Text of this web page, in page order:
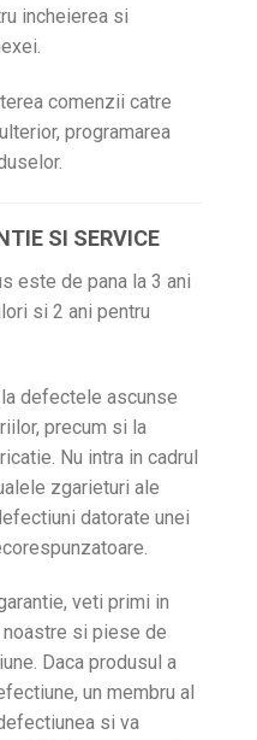
incheierea si
comenzii catre
programarea
SI SERVICE
este de pana la 3 ani
si 2 ani pentru
defectele ascunse
precum si la
Nu intra in cadrul
zgarieturi ale
datorate unei
veti primi in
si piese de
Daca produsul a
un membru al
si va